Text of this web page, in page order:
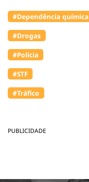
PUBLICIDADE
#Dependência química
#Drogas
#Polícia
#STF
#Tráfico